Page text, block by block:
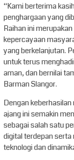
“Kami berterima
penghargaan yang
Raihan ini
kepercayaan
yang berkelanjutan.
untuk terus
aman, dan bernilai
Barman Slangor.
Dengan
ajang ini semakin
sebagai salah satu
digital terdepan
teknologi dan